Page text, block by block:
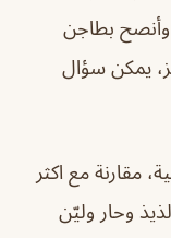
وأنصح بطاجن
يمكن سؤال
مقارنة مع اكثر
وحار وليّن